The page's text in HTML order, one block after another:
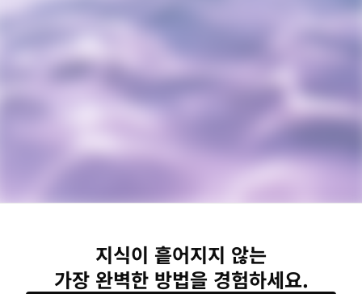
지식이 흩어지지 않는
가장 완벽한 방법을 경험하세요.